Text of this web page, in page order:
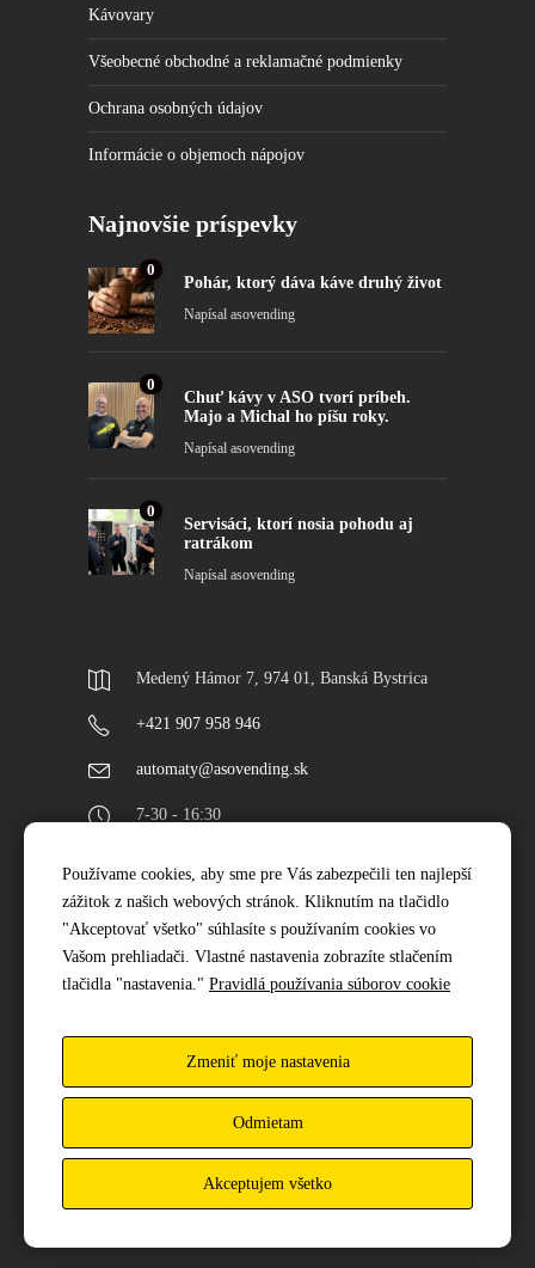
Kávovary
Všeobecné obchodné a reklamačné podmienky
Ochrana osobných údajov
Informácie o objemoch nápojov
Najnovšie príspevky
0
Pohár, ktorý dáva káve druhý život
Napísal asovending
0
Chuť kávy v ASO tvorí príbeh.
Majo a Michal ho píšu roky.
Napísal asovending
0
Servisáci, ktorí nosia pohodu aj
ratrákom
Napísal asovending
Medený Hámor 7, 974 01, Banská Bystrica
+421 907 958 946
automaty@asovending.sk
7-30 - 16:30
Najnovšie projekty
Používame cookies, aby sme pre Vás zabezpečili ten najlepší
zážitok z našich webových stránok. Kliknutím na tlačidlo
"Akceptovať všetko" súhlasíte s používaním cookies vo
Vašom prehliadači. Vlastné nastavenia zobrazíte stlačením
tlačidla "nastavenia." Pravidlá používania súborov cookie
Zmeniť moje nastavenia
Odmietam
Akceptujem všetko